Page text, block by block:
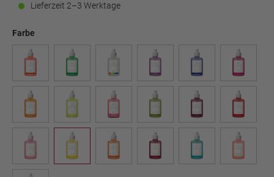
Lieferzeit 2–3 Werktage
Farbe